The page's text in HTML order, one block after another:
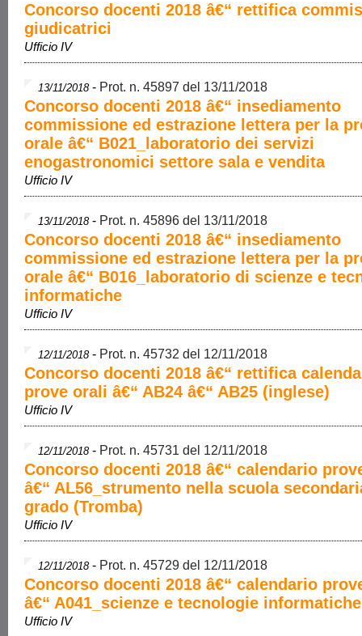
Concorso docenti 2018 â€“ rettifica
giudicatrici
Ufficio IV
13/11/2018- Prot. n. 45897 del 13/11/2018
Concorso docenti 2018 â€“ insediamento
commissione ed estrazione lettera per la
orale â€“ B021_laboratorio dei servizi
enogastronomici settore sala e vendita
Ufficio IV
13/11/2018- Prot. n. 45896 del 13/11/2018
Concorso docenti 2018 â€“ insediamento
commissione ed estrazione lettera per la
orale â€“ B016_laboratorio di scienze e
informatiche
Ufficio IV
12/11/2018- Prot. n. 45732 del 12/11/2018
Concorso docenti 2018 â€“ rettifica
prove orali â€“ AB24 â€“ AB25 (inglese)
Ufficio IV
12/11/2018- Prot. n. 45731 del 12/11/2018
Concorso docenti 2018 â€“ calendario
â€“ AL56_strumento nella scuola
grado (Tromba)
Ufficio IV
12/11/2018- Prot. n. 45729 del 12/11/2018
Concorso docenti 2018 â€“ calendario
â€“ A041_scienze e tecnologie informatiche
Ufficio IV